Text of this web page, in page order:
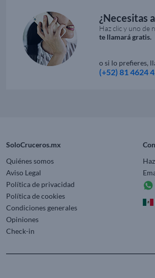
¿Necesitas
Haz clic y uno de
te llamará gratis.
o si lo prefieres,
(+52) 81 4624
SoloCruceros.mx
Quiénes somos
Aviso Legal
Política de privacidad
Política de cookies
Condiciones generales
Opiniones
Check-in